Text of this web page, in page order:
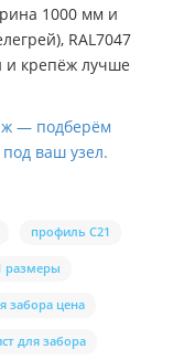
1000 мм и
RAL7047
и крепёж лучше
— подберём
ваш узел.
профиль С21
размеры
забора цена
для забора